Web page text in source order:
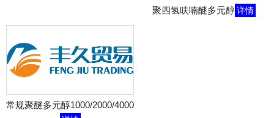
聚四氢呋喃醚多元醇详情
常规聚醚多元醇1000/2000/4000